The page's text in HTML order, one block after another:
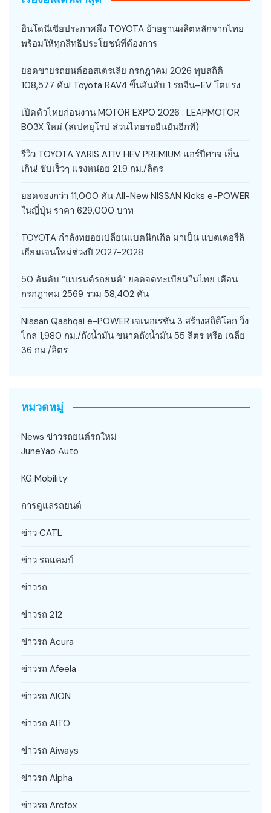
อินโดนีเซียประกาศดึง TOYOTA ย้ายฐานผลิตหลักจากไทย
พร้อมให้ทุกสิทธิประโยชน์ที่ต้องการ
ยอดขายรถยนต์ออสเตรเลีย กรกฎาคม 2026 ทุบสถิติ
108,577 คัน! Toyota RAV4 ขึ้นอันดับ 1 รถจีน–EV โตแรง
เปิดตัวไทยก่อนงาน MOTOR EXPO 2026 : LEAPMOTOR
B03X ใหม่ (สเปคยุโรป ส่วนไทยรอยืนยันอีกที)
รีวิว TOYOTA YARIS ATIV HEV PREMIUM แอร์ปีศาจ เย็น
เกิน! ขับเร็วๆ แรงหน่อย 21.9 กม./ลิตร
ยอดจองกว่า 11,000 คัน All-New NISSAN Kicks e-POWER
ในญี่ปุ่น ราคา 629,000 บาท
TOYOTA กำลังทยอยเปลี่ยนแบตนิกเกิล มาเป็น แบตเตอรี่ลิ
เธียมเจนใหม่ช่วงปี 2027-2028
50 อันดับ “แบรนด์รถยนต์” ยอดจดทะเบียนในไทย เดือน
กรกฎาคม 2569 รวม 58,402 คัน
Nissan Qashqai e-POWER เจเนอเรชัน 3 สร้างสถิติโลก วิ่ง
ไกล 1,980 กม./ถังน้ำมัน ขนาดถังน้ำมัน 55 ลิตร หรือ เฉลี่ย
36 กม./ลิตร
หมวดหมู่
News ข่าวรถยนต์รถใหม่
JuneYao Auto
KG Mobility
การดูแลรถยนต์
ข่าว CATL
ข่าว รถแคมป์
ข่าวรถ
ข่าวรถ 212
ข่าวรถ Acura
ข่าวรถ Afeela
ข่าวรถ AION
ข่าวรถ AITO
ข่าวรถ Aiways
ข่าวรถ Alpha
ข่าวรถ Arcfox